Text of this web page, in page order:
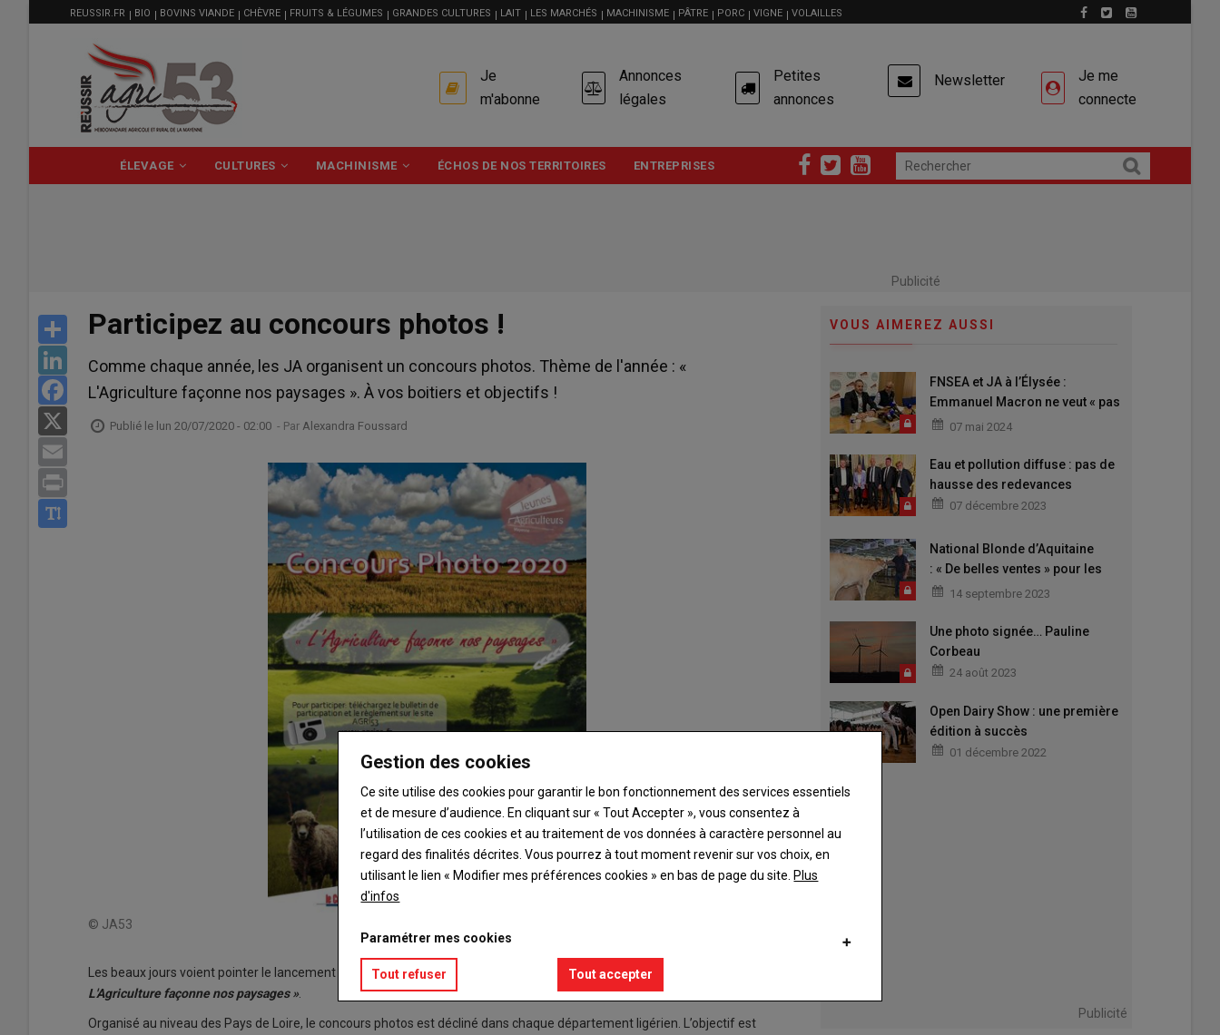
MENU
FILIÈRE
REUSSIR.FR BIO BOVINS VIANDE CHÈVRE FRUITS & LÉGUMES GRANDES CULTURES LAIT LES MARCHÉS MACHINISME PÂTRE PORC VIGNE VOLAILLES
USER
ACCOUNT
MENU
Je
m'abonne
Annonces
légales
Petites
annonces
Newsletter
Je me
connecte
PRINCIPALE
ÉLEVAGE CULTURES MACHINISME ÉCHOS DE NOS TERRITOIRES ENTREPRISES
Publicité
Share
LinkedIn
Facebook
Participez au concours photos !
Comme chaque année, les JA organisent un concours photos. Thème de l'année : «
L'Agriculture façonne nos paysages ». À vos boitiers et objectifs !
Publié le lun 20/07/2020 - 02:00 - Par Alexandra Foussard
© JA53
Les beaux jours voient pointer le lancement du concours photos édition 2020 des Jeunes Agriculteurs sur le thème
L'Agriculture façonne nos paysages »
Organisé au niveau des Pays de Loire, le concours photos est décliné dans chaque département ligérien. L’objectif est
VOUS AIMEREZ AUSSI
FNSEA et JA à l’Élysée :
Emmanuel Macron ne veut « pas
courir derrière la colère »
07 mai 2024
Eau et pollution diffuse : pas de
hausse des redevances
07 décembre 2023
National Blonde d’Aquitaine
: « De belles ventes » pour les
éleveurs mayennais
14 septembre 2023
Une photo signée… Pauline
Corbeau
24 août 2023
Open Dairy Show : une première
édition à succès
01 décembre 2022
Publicité
Gestion des cookies
Ce site utilise des cookies pour garantir le bon fonctionnement des services essentiels
et de mesure d’audience. En cliquant sur « Tout Accepter », vous consentez à
l’utilisation de ces cookies et au traitement de vos données à caractère personnel au
regard des finalités décrites. Vous pourrez à tout moment revenir sur vos choix, en
utilisant le lien « Modifier mes préférences cookies » en bas de page du site. Plus
d'infos
Paramétrer mes cookies
Tout refuser Tout accepter